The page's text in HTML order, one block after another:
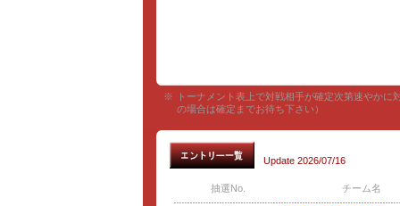
※
トーナメント表上で対戦相手が確定次第速やか
の場合は確定までお待ち下さい）
Update 2026/07/16
抽選No. チーム名